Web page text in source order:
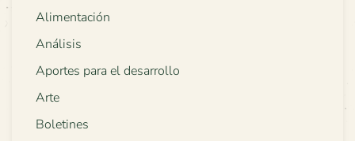
Alimentación
Análisis
Aportes para el desarrollo
Arte
Boletines